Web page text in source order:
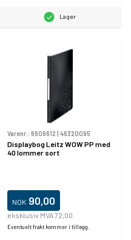
Lager
Varenr.: 6606612 | 46320095
Displaybog Leitz WOW PP med
40 lommer sort
NOK 90,00
eksklusiv MVA 72,00
Eventuelt frakt kommer i tillegg.